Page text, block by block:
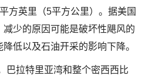
方英里（5平方公里）。据美国
少的原因可能是破坏性飓风的
低以及石油开采的影响下降。
巴拉特里亚湾和整个密西西比